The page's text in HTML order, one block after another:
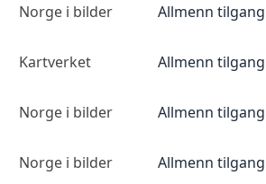
Norge i bilder Allmenn tilgang
Kartverket Allmenn tilgang
Norge i bilder Allmenn tilgang
Norge i bilder Allmenn tilgang